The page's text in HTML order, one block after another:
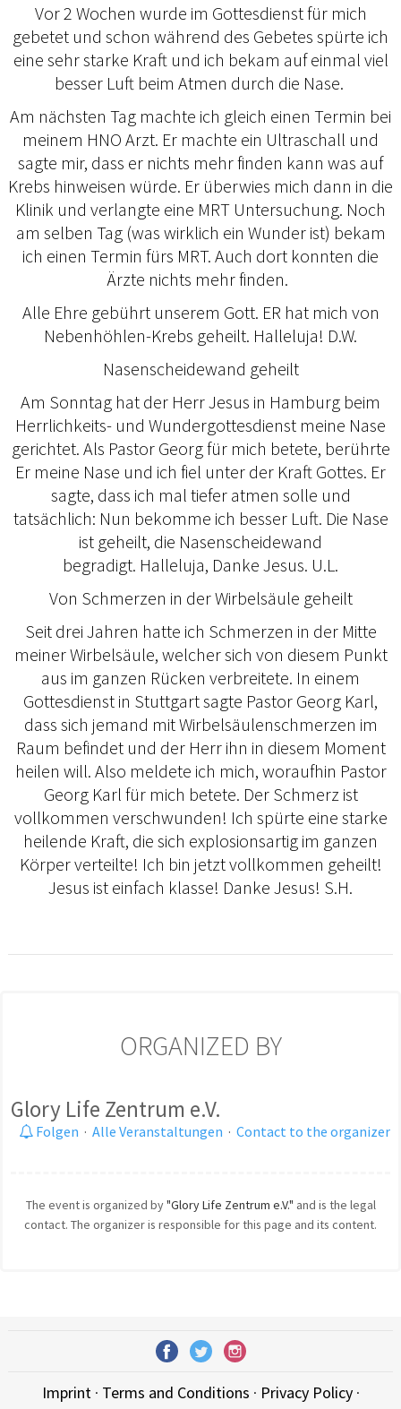
Vor 2 Wochen wurde im Gottesdienst für mich
gebetet und schon während des Gebetes spürte ich
eine sehr starke Kraft und ich bekam auf einmal viel
besser Luft beim Atmen durch die Nase.
Am nächsten Tag machte ich gleich einen Termin bei
meinem HNO Arzt. Er machte ein Ultraschall und
sagte mir, dass er nichts mehr finden kann was auf
Krebs hinweisen würde. Er überwies mich dann in die
Klinik und verlangte eine MRT Untersuchung. Noch
am selben Tag (was wirklich ein Wunder ist) bekam
ich einen Termin fürs MRT. Auch dort konnten die
Ärzte nichts mehr finden.
Alle Ehre gebührt unserem Gott. ER hat mich von
Nebenhöhlen-Krebs geheilt. Halleluja! D.W.
Nasenscheidewand geheilt
Am Sonntag hat der Herr Jesus in Hamburg beim
Herrlichkeits- und Wundergottesdienst meine Nase
gerichtet. Als Pastor Georg für mich betete, berührte
Er meine Nase und ich fiel unter der Kraft Gottes. Er
sagte, dass ich mal tiefer atmen solle und
tatsächlich: Nun bekomme ich besser Luft. Die Nase
ist geheilt, die Nasenscheidewand
begradigt. Halleluja, Danke Jesus. U.L.
Von Schmerzen in der Wirbelsäule geheilt
Seit drei Jahren hatte ich Schmerzen in der Mitte
meiner Wirbelsäule, welcher sich von diesem Punkt
aus im ganzen Rücken verbreitete. In einem
Gottesdienst in Stuttgart sagte Pastor Georg Karl,
dass sich jemand mit Wirbelsäulenschmerzen im
Raum befindet und der Herr ihn in diesem Moment
heilen will. Also meldete ich mich, woraufhin Pastor
Georg Karl für mich betete. Der Schmerz ist
vollkommen verschwunden! Ich spürte eine starke
heilende Kraft, die sich explosionsartig im ganzen
Körper verteilte! Ich bin jetzt vollkommen geheilt!
Jesus ist einfach klasse! Danke Jesus! S.H.
ORGANIZED BY
Glory Life Zentrum e.V.
Folgen · Alle Veranstaltungen · Contact to the organizer
The event is organized by"Glory Life Zentrum e.V." and is the legal
contact. The organizer is responsible for this page and its content.
Imprint· Terms and Conditions · Privacy Policy·